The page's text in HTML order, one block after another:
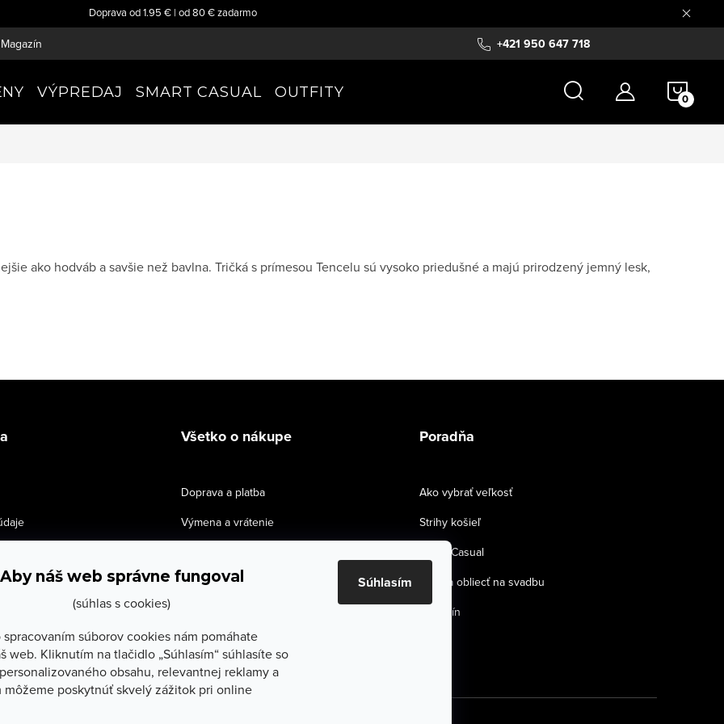
Aby náš web správne fungoval
(súhlas s cookies)
spracovaním súborov cookies nám pomáhate
web. Kliknutím na tlačidlo „Súhlasím“ súhlasíte so
obsahu, relevantnej reklamy a
môžeme poskytnúť skvelý zážitok pri online
Súhlasím
Doprava od 1.95 € | od 80 € zadarmo
+421 950 647 718
Magazín
VÝPREDAJ SMART CASUAL OUTFITY
ako hodváb a savšie než bavlna. Tričká s prímesou Tencelu sú vysoko priedušné a majú prirodzený jemný lesk,
Všetko o nákupe
Doprava a platba
Výmena a vrátenie
Reklamačné podmienky
Odstúpenie od zmluvy
Poradňa
Ako vybrať veľkosť
Strihy košieľ
Smart Casual
Ako sa obliecť na svadbu
Magazín